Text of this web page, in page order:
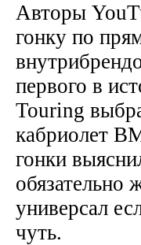
Авторы
гонку по
первого в
Touring
кабриолет
гонки
обязательно
универсал
чуть.